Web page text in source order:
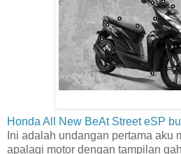
Honda All New BeAt Street eSP
Ini adalah undangan pertama aku
apalagi motor dengan tampilan